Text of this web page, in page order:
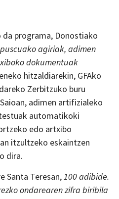
programa, Donostiako
agiriak, adimen
dokumentuak
hitzaldiarekin, GFAko
Zerbitzuko buru
adimen artifizialeko
automatikoki
edo artxibo
itzultzeko eskaintzen
dira.
Santa Teresan, 100 adibide.
ondarearen zifra biribila